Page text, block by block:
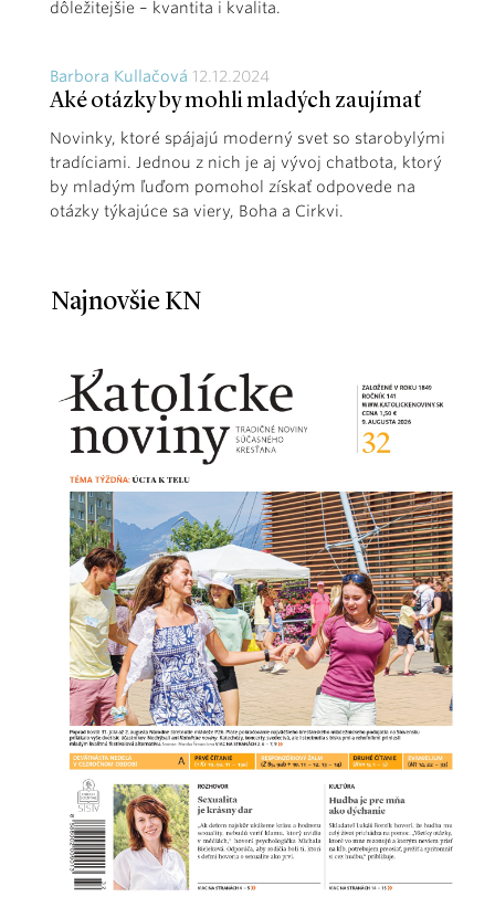
dôležitejšie – kvantita i kvalita.
Barbora Kullačová 12.12.2024
Aké otázky by mohli mladých zaujímať
Novinky, ktoré spájajú moderný svet so starobylými
tradíciami. Jednou z nich je aj vývoj chatbota, ktorý
by mladým ľuďom pomohol získať odpovede na
otázky týkajúce sa viery, Boha a Cirkvi.
Najnovšie KN